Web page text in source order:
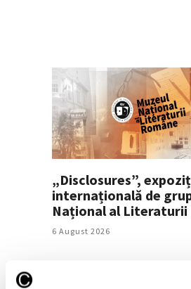
„Disclosures”,
internațională de
Național al Literaturii
6 August 2026